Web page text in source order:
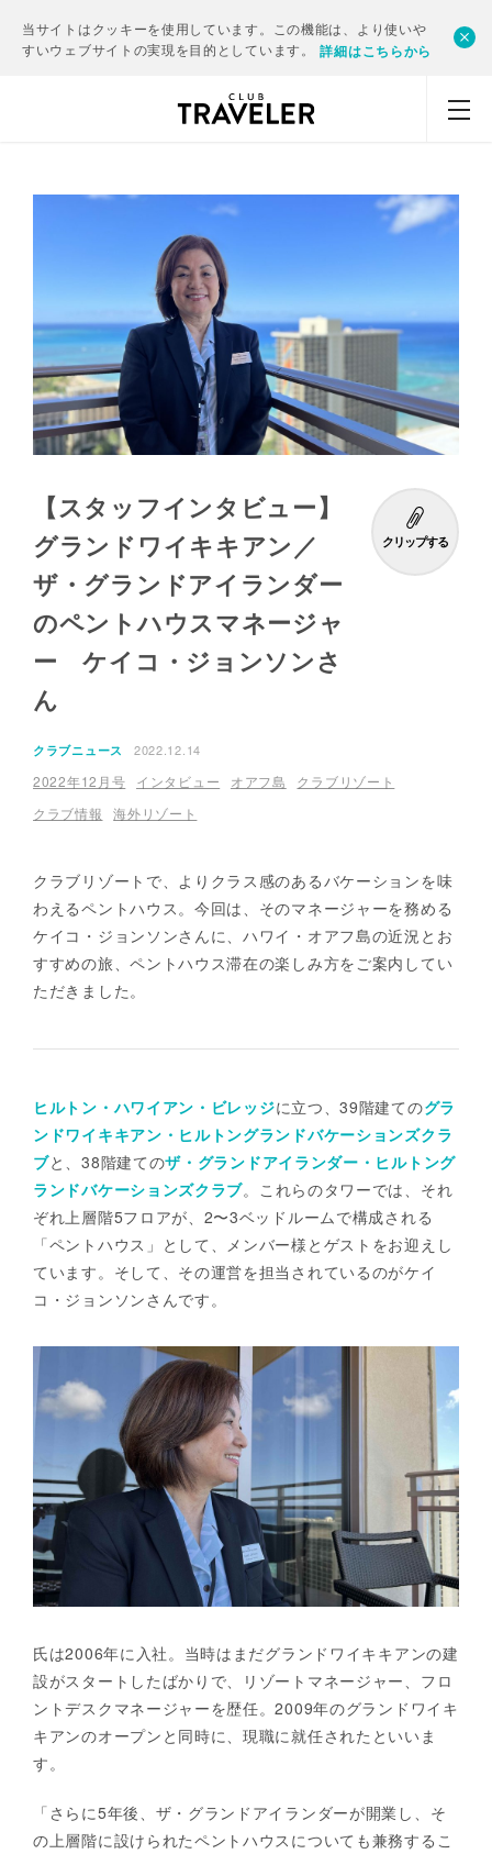
当サイトはクッキーを使用しています。この機能は、より使いや
すいウェブサイトの実現を目的としています。
詳細はこちらから
【スタッフインタビュー】
グランドワイキキアン／
ザ・グランドアイランダー
のペントハウスマネージャ
ー ケイコ・ジョンソンさ
ん
クリップする
クラブニュース 2022.12.14
2022年12月号 インタビュー オアフ島
クラブリゾート
クラブ情報
海外リゾート
クラブリゾートで、よりクラス感のあるバケーションを味
わえるペントハウス。今回は、そのマネージャーを務める
ケイコ・ジョンソンさんに、ハワイ・オアフ島の近況とお
すすめの旅、ペントハウス滞在の楽しみ方をご案内してい
ただきました。
ヒルトン・ハワイアン・ビレッジに立つ、39階建てのグラ
ンドワイキキアン・ヒルトングランドバケーションズクラ
ブと、38階建てのザ・グランドアイランダー・ヒルトング
ランドバケーションズクラブ。これらのタワーでは、それ
ぞれ上層階5フロアが、2〜3ベッドルームで構成される
「ペントハウス」として、メンバー様とゲストをお迎えし
ています。そして、その運営を担当されているのがケイ
コ・ジョンソンさんです。
氏は2006年に入社。当時はまだグランドワイキキアンの建
設がスタートしたばかりで、リゾートマネージャー、フロ
ントデスクマネージャーを歴任。2009年のグランドワイキ
キアンのオープンと同時に、現職に就任されたといいま
す。
「さらに5年後、ザ・グランドアイランダーが開業し、そ
の上層階に設けられたペントハウスについても兼務するこ